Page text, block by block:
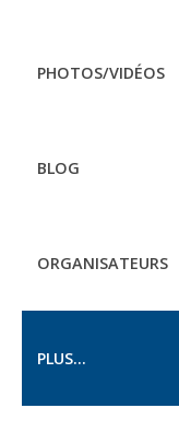
PHOTOS/VIDÉOS
BLOG
ORGANISATEURS
PLUS...